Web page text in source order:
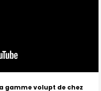
gamme volupt de chez